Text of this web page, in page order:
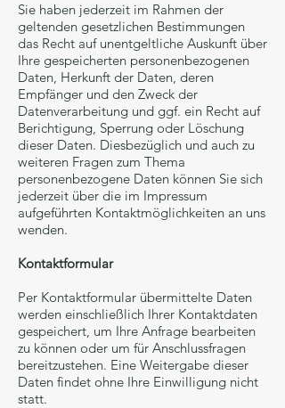
Sie haben jederzeit im Rahmen der
geltenden gesetzlichen Bestimmungen
das Recht auf unentgeltliche Auskunft über
Ihre gespeicherten personenbezogenen
Daten, Herkunft der Daten, deren
Empfänger und den Zweck der
Datenverarbeitung und ggf. ein Recht auf
Berichtigung, Sperrung oder Löschung
dieser Daten. Diesbezüglich und auch zu
weiteren Fragen zum Thema
personenbezogene Daten können Sie sich
jederzeit über die im Impressum
aufgeführten Kontaktmöglichkeiten an uns
wenden.
Kontaktformular
Per Kontaktformular übermittelte Daten
werden einschließlich Ihrer Kontaktdaten
gespeichert, um Ihre Anfrage bearbeiten
zu können oder um für Anschlussfragen
bereitzustehen. Eine Weitergabe dieser
Daten findet ohne Ihre Einwilligung nicht
statt.